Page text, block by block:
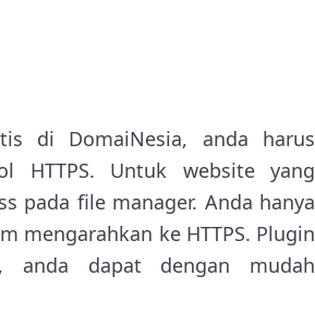
di DomaiNesia, anda harus
HTTPS. Untuk website yang
pada file manager. Anda hanya
mengarahkan ke HTTPS. Plugin
anda dapat dengan mudah